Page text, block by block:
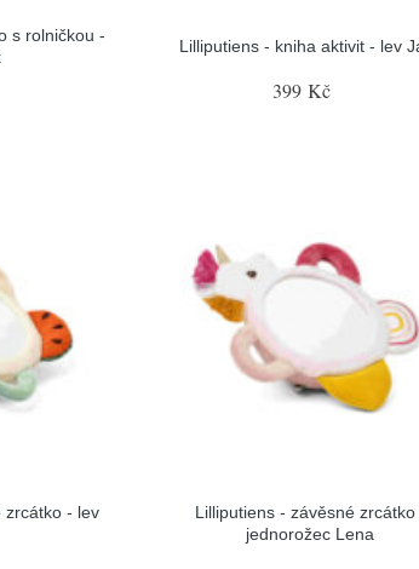
s rolničkou -
Lilliputiens - kniha aktivit - lev
399 Kč
zrcátko - lev
Lilliputiens - závěsné zrcátko
jednorožec Lena